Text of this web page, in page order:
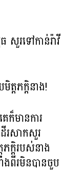
សួរទៅកាន់រ៉ាវី
តភក្ដិនាង!
ក៏មានការ
រសាកសួរ
ក្ដិរបស់នាង
ាំងពីរមិនបានចួប